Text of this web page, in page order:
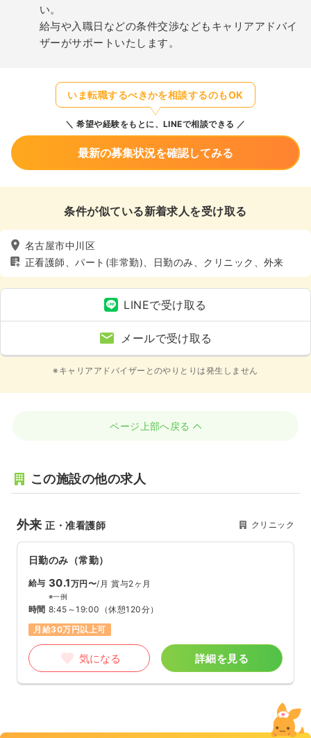
い。
給与や入職日などの条件交渉などもキャリアアドバイ
ザーがサポートいたします。
いま転職するべきかを相談するのもOK
希望や経験をもとに、LINEで相談できる
最新の募集状況を確認してみる
条件が似ている新着求人を受け取る
名古屋市中川区
正看護師、パート(非常勤)、日勤のみ、クリニック、外来
LINEで受け取る
メールで受け取る
※キャリアアドバイザーとのやりとりは発生しません
ページ上部へ戻る
この施設の他の求人
外来正・准看護師 クリニック
日勤のみ（常勤）
給与 30.1万円〜/月 賞与2ヶ月
※一例
時間 8:45～19:00 （休憩120分）
月給30万円以上可
気になる 詳細を見る